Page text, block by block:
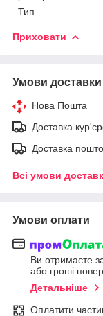
Тип
Приховати
Умови доставки
Нова Пошта
Доставка
Доставка
Всі умови
Умови оплати
Ви отримаєте
або гроші
Детальніше
Оплатити